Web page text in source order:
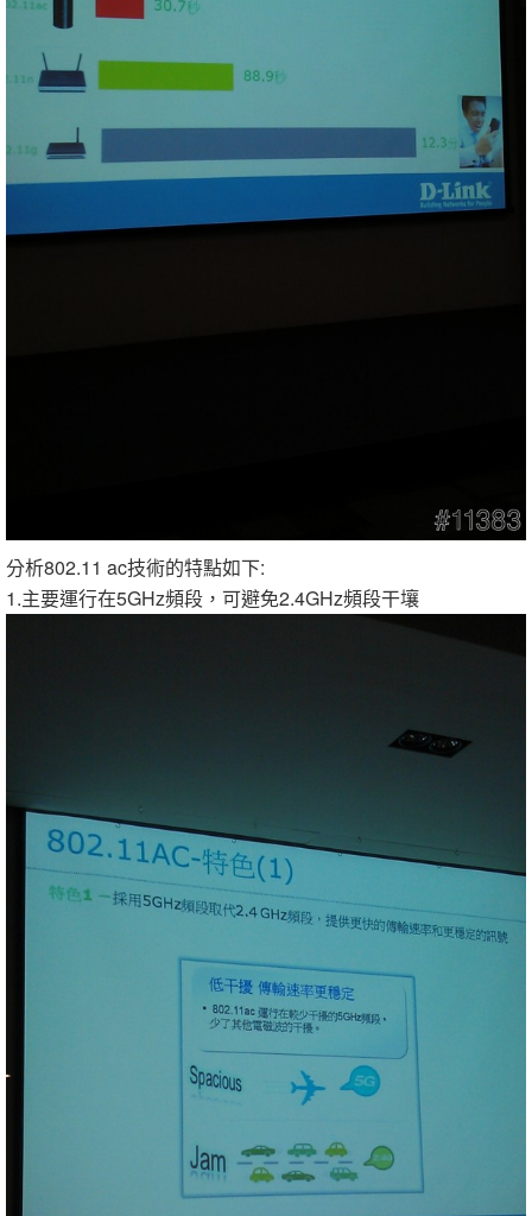
分析802.11 ac技術的特點如下:
1.主要運行在5GHz頻段，可避免2.4GHz頻段干壤